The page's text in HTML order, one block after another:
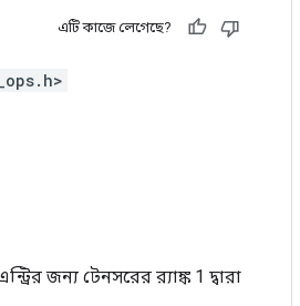
এটি কাজে লেগেছে?
জন্য টেনসরের র‍্যাঙ্ক 1 দ্বারা